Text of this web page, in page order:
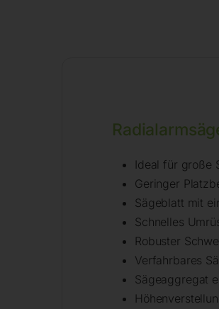
Ideal für große
Geringer
Sägeblatt mit
Schnelles
Robuster
Verfahrbares
Sägeaggregat